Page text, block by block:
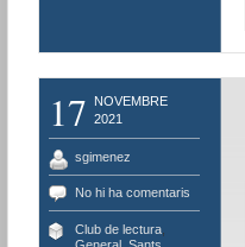
17
NOVEMBRE
2021
sgimenez
No hi ha comentaris
Club de lectura,
General, Sants